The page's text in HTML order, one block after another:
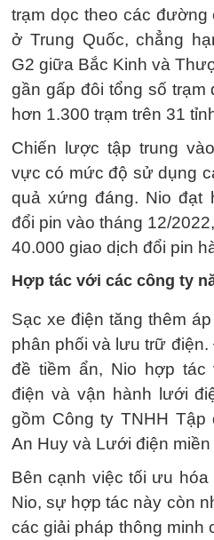
trạm dọc theo các
ở Trung Quốc, chẳng
G2 giữa Bắc Kinh và
gần gấp đôi tổng số trạm
hơn 1.300 trạm trên 31
Chiến lược tập trung
vực có mức độ sử dụng
quả xứng đáng. Nio đạt
đổi pin vào tháng 12/
40.000 giao dịch đổi pin
Hợp tác với các công ty
Sạc xe điện tăng thêm
phân phối và lưu trữ
đề tiềm ẩn, Nio hợp
điện và vận hành lưới
gồm Công ty TNHH
An Huy và Lưới điện
Bên cạnh việc tối ưu
Nio, sự hợp tác này còn
các giải pháp thông minh